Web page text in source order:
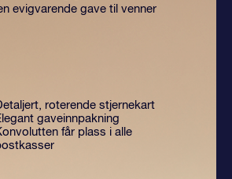
evigvarende gave til venner
roterende stjernekart
gaveinnpakning
får plass i alle